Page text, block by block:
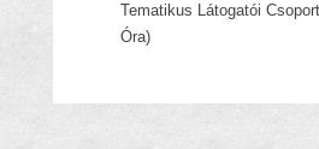
Tematikus Látogatói
Óra)